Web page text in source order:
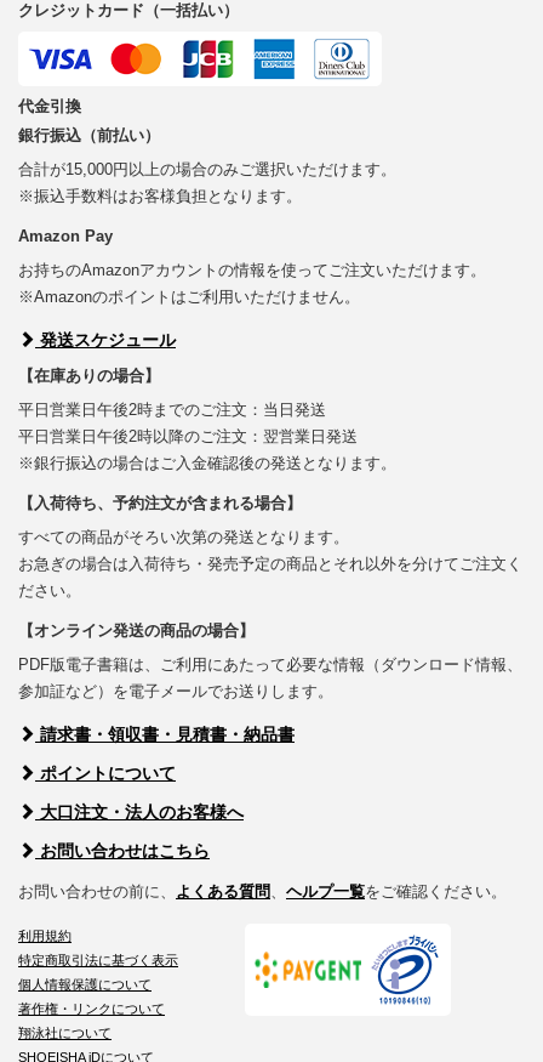
クレジットカード（一括払い）
代金引換
銀行振込（前払い）
合計が15,000円以上の場合のみご選択いただけます。
※振込手数料はお客様負担となります。
Amazon Pay
お持ちのAmazonアカウントの情報を使ってご注文いただけます。
※Amazonのポイントはご利用いただけません。
発送スケジュール
【在庫ありの場合】
平日営業日午後2時までのご注文：当日発送
平日営業日午後2時以降のご注文：翌営業日発送
※銀行振込の場合はご入金確認後の発送となります。
【入荷待ち、予約注文が含まれる場合】
すべての商品がそろい次第の発送となります。
お急ぎの場合は入荷待ち・発売予定の商品とそれ以外を分けてご注文く
ださい。
【オンライン発送の商品の場合】
PDF版電子書籍は、ご利用にあたって必要な情報（ダウンロード情報、
参加証など）を電子メールでお送りします。
請求書・領収書・見積書・納品書
ポイントについて
大口注文・法人のお客様へ
お問い合わせはこちら
お問い合わせの前に、 よくある質問、 ヘルプ一覧をご確認ください。
利用規約
特定商取引法に基づく表示
個人情報保護について
著作権・リンクについて
翔泳社について
SHOEISHA iDについて